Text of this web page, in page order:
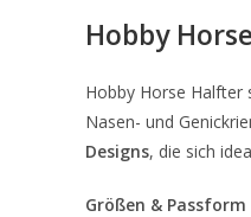
Hobby
Hobby Horse Halfter
Nasen- und
Designs, die sich
Größen & Passform